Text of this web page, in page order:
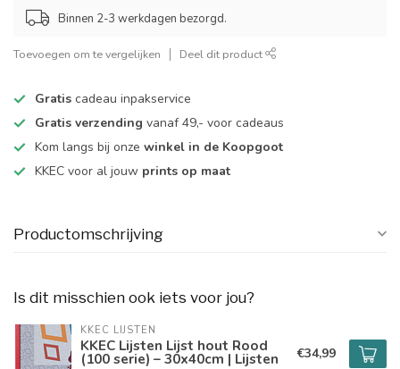
Binnen 2-3 werkdagen bezorgd.
Toevoegen om te vergelijken Deel dit product
Gratis cadeau inpakservice
Gratis verzending vanaf 49,- voor cadeaus
Kom langs bij onze winkel in de Koopgoot
KKEC voor al jouw prints op maat
Productomschrijving
Is dit misschien ook iets voor jou?
KKEC LIJSTEN
KKEC Lijsten Lijst hout Rood
(100 serie) – 30x40cm | Lijsten €34,99